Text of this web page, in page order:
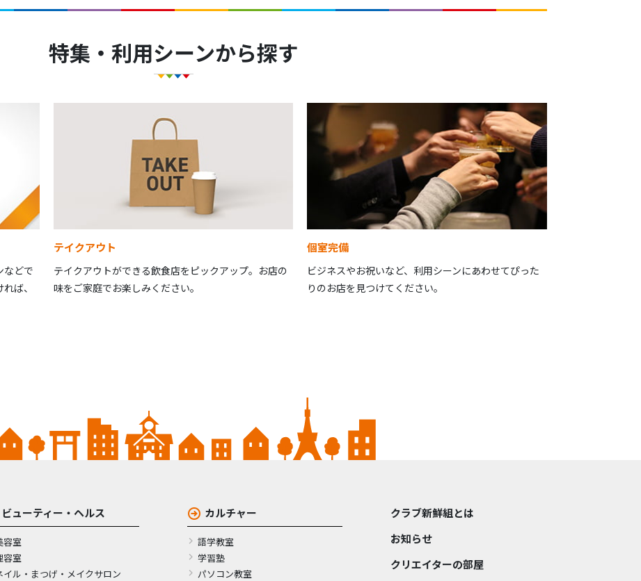
特集・利用シーンから探す
などで
ば、
テイクアウト
テイクアウトができる飲食店をピックアップ。お店の
味をご家庭でお楽しみください。
個室完備
ビジネスやお祝いなど、利用シーンにあわせてぴった
りのお店を見つけてください。
ビューティー・ヘルス
容室
容室
イル・まつげ・メイクサロン
カルチャー
語学教室
学習塾
パソコン教室
クラブ新鮮組とは
お知らせ
クリエイターの部屋